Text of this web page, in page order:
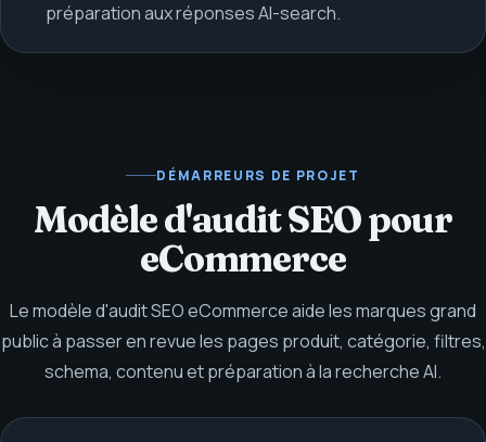
préparation aux réponses AI-search.
DÉMARREURS DE PROJET
Modèle d'audit SEO pour
eCommerce
Le modèle d'audit SEO eCommerce aide les marques grand
public à passer en revue les pages produit, catégorie, filtres,
schema, contenu et préparation à la recherche AI.